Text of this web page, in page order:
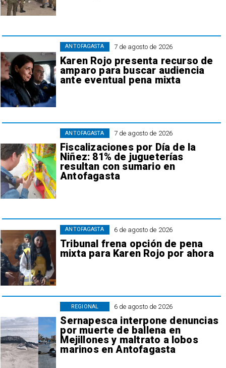
7 de agosto de 2026
Karen Rojo presenta recurso de
amparo para buscar audiencia
ante eventual pena mixta
ANTOFAGASTA
7 de agosto de 2026
Fiscalizaciones por Día de la
Niñez: 81% de jugueterías
resultan con sumario en
Antofagasta
ANTOFAGASTA
6 de agosto de 2026
Tribunal frena opción de pena
mixta para Karen Rojo por ahora
ANTOFAGASTA
6 de agosto de 2026
Sernapesca interpone denuncias
por muerte de ballena en
Mejillones y maltrato a lobos
marinos en Antofagasta
REGIONAL